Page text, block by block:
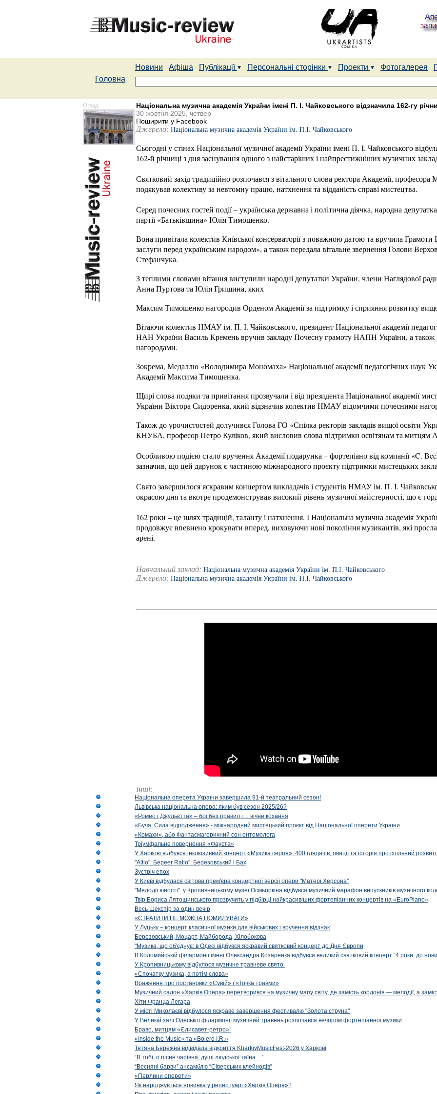
Новини Афіша Публікації Персональні сторінки Проекти Фотогалерея
Головна
Огляд
Національна музична академія України імені П. І. Чайковського відзначила 162-гу
30 жовтня 2025, четвер
Поширити у Facebook
Джерело: Національна музична академія України ім. П.І. Чайковського
Сьогодні у стінах Національної музичної академії України імені П. І. Чайковського
162-й річниці з дня заснування одного з найстаріших і найпрестижніших музичних
Святковий захід традиційно розпочався з вітального слова ректора Академії,
подякував колективу за невтомну працю, натхнення та відданість справі мистецтва.
Серед почесних гостей події – українська державна і політична діячка, народна
партії «Батьківщина» Юлія Тимошенко.
Вона привітала колектив Київської консерваторії з поважною датою та вручила
заслуги перед українським народом», а також передала вітальне звернення Голови
Стефанчука.
З теплими словами вітання виступили народні депутатки України, члени Наглядової
Анна Пуртова та Юлія Гришина, яких
Максим Тимошенко нагородив Орденом Академії за підтримку і сприяння розвитку
Вітаючи колектив НМАУ ім. П. І. Чайковського, президент Національної академії
НАН України Василь Кремень вручив закладу Почесну грамоту НАПН України, а також
нагородами.
Зокрема, Медаллю «Володимира Мономаха» Національної академії педагогічних наук
Академії Максима Тимошенка.
Щирі слова подяки та привітання прозвучали і від президента Національної академії
України Віктора Сидоренка, який відзначив колектив НМАУ відомчими почесними
Також до урочистостей долучився Голова ГО «Спілка ректорів закладів вищої освіти
КНУБА, професор Петро Куліков, який висловив слова підтримки освітянам та митцям
Особливою подією стало вручення Академії подарунка – фортепіано від компанії «C.
зазначив, що цей дарунок є частиною міжнародного проєкту підтримки мистецьких
Свято завершилося яскравим концертом викладачів і студентів НМАУ ім. П. І.
окрасою дня та вкотре продемонстрував високий рівень музичної майстерності, що є
162 роки – це шлях традицій, таланту і натхнення. І Національна музична академія
продовжує впевнено крокувати вперед, виховуючи нові покоління музикантів, які
арені.
Навчальний заклад: Національна музична академія України ім. П.І. Чайковського
Джерело: Національна музична академія України ім. П.І. Чайковського
Інші:
Національна оперета України завершила 91-й театральний сезон!
Львівська національна опера: яким був сезон 2025/26?
«Ромео і Джульєтта» – бої без правил і… вічне кохання
«Буча. Сила відродження» - міжнародний мистецький проєкт від Національної оперети України
«Комахи», або Фантасмагоричний сон ентомолога
Тріумфальне повернення «Фауста»
У Харкові відбувся інклюзивний концерт «Музика серця»: 400 глядачів, овації та історія про спільний
"Altio": Береer Ratio": Березовський і Бах
Зустріч епох
У Києві відбулася світова прем'єра концертної версії опери "Матері Херсона"
"Мелодії юності": у Кропивницькому музеї Осмьоркіна відбувся музичний марафон випускників музичного
Твір Бориса Лятошинського прозвучить у підбірці найкрасивіших фортепіанних концертів на «EuroPiano»
Весь Шекспір за один вечір
«СТРАТИТИ НЕ МОЖНА ПОМИЛУВАТИ»
У Луцьку – концерт класичної музики для військових і вручення відзнак
Березовський, Моцарт, Майборода, Хілобокова
"Музика, що об'єднує: в Одесі відбувся яскравий святковий концерт до Дня Європи
В Коломийській філармонії імені Олександра Козаренка відбувся великий святковий концерт “4 роки: до
У Кропивницькому відбулося музичне травневе свято
«Спочатку музика, а потім слова»
Враження про постановки «Сувій» і «Точка травми»
Музичний салон «Харків Опера» перетворився на музичну мапу світу, де замість кордонів — мелодії, а
Хіти Франца Легара
У місті Миколаєві відбулося яскраве завершення фестивалю "Золота струна"
У Великій залі Одеської філармонії музичний травень розпочався вечором фортепіанної музики
Браво, митцям «Єлисавет-ретро»!
«Inside the Music» та «Bolero I.R.»
Тетяна Бережна відвідала відкриття KharkivMusicFest-2026 у Харкові
“В тобі, о пісне чарівна, душі людської таїна…”
“Весняні барви” ансамблю “Сіверських клейнодів”
«Перлини оперети»
Як народжується новинка у репертуарі «Харків Опера»?